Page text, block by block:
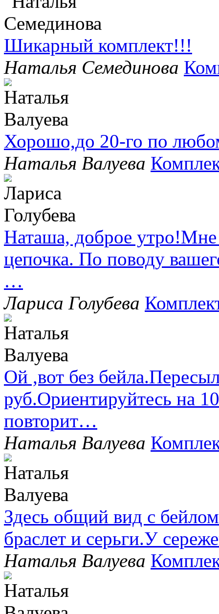
Шикарный комплект!!!
Наталья Семединова
Хорошо,до 20-го по
Наталья Валуева
Наташа, доброе утро!Мне
цепочка. По поводу
…
Лариса Голубева
Ой ,вот без
руб.Ориентируйтесь на
повторит…
Наталья Валуева
Здесь общий вид с
браслет и серьги.У
Наталья Валуева